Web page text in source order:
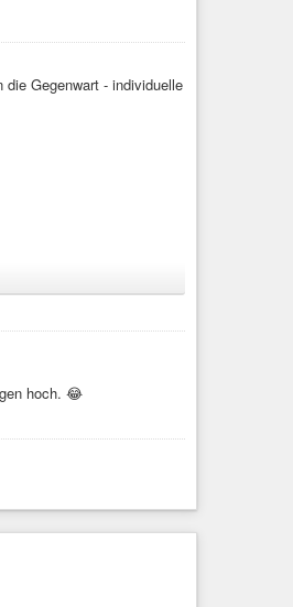
sind in meiner
Jahren nur wenig
Gegenwart - individuelle
hoch. 😂